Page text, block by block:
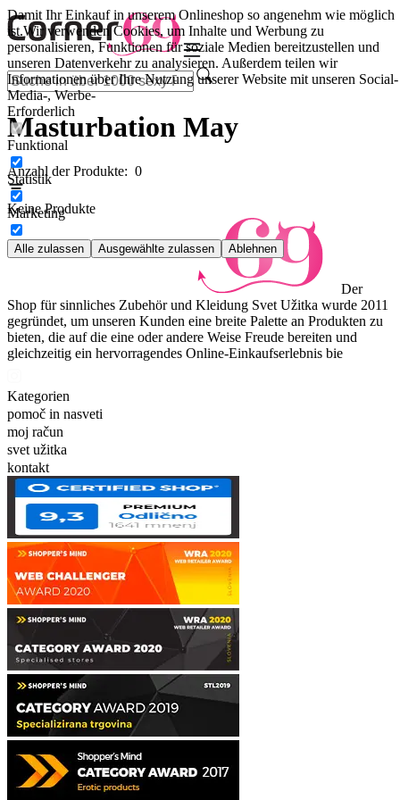
Damit Ihr Einkauf in unserem Onlineshop so angenehm wie möglich
ist.Wir verwenden Cookies, um Inhalte und Werbung zu
personalisieren, Funktionen für soziale Medien bereitzustellen und
unseren Datenverkehr zu analysieren. Außerdem teilen wir
Informationen über Ihre Nutzung unserer Website mit unseren Social-
Media-, Werbe-
Erforderlich
Funktional
Statistik
Marketing
Alle zulassen Ausgewählte zulassen Ablehnen
Masturbation May
Anzahl der Produkte: 0
Keine Produkte
Der
Shop für sinnliches Zubehör und Kleidung Svet Užitka wurde 2011
gegründet, um unseren Kunden eine breite Palette an Produkten zu
bieten, die auf die eine oder andere Weise Freude bereiten und
gleichzeitig ein hervorragendes Online-Einkaufserlebnis bie
Kategorien
pomoč in nasveti
moj račun
svet užitka
kontakt